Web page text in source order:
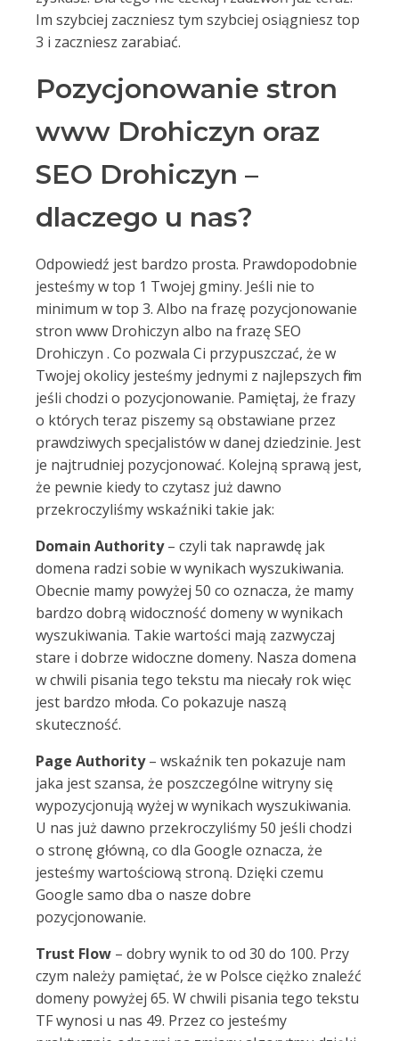
Im szybciej zaczniesz tym szybciej osiągniesz top
3 i zaczniesz zarabiać.
Pozycjonowanie stron
www Drohiczyn oraz
SEO Drohiczyn –
dlaczego u nas?
Odpowiedź jest bardzo prosta. Prawdopodobnie
jesteśmy w top 1 Twojej gminy. Jeśli nie to
minimum w top 3. Albo na frazę pozycjonowanie
stron www Drohiczyn albo na frazę SEO
Drohiczyn . Co pozwala Ci przypuszczać, że w
Twojej okolicy jesteśmy jednymi z najlepszych firm
jeśli chodzi o pozycjonowanie. Pamiętaj, że frazy
o których teraz piszemy są obstawiane przez
prawdziwych specjalistów w danej dziedzinie. Jest
je najtrudniej pozycjonować. Kolejną sprawą jest,
że pewnie kiedy to czytasz już dawno
przekroczyliśmy wskaźniki takie jak:
Domain Authority– czyli tak naprawdę jak
domena radzi sobie w wynikach wyszukiwania.
Obecnie mamy powyżej 50 co oznacza, że mamy
bardzo dobrą widoczność domeny w wynikach
wyszukiwania. Takie wartości mają zazwyczaj
stare i dobrze widoczne domeny. Nasza domena
w chwili pisania tego tekstu ma niecały rok więc
jest bardzo młoda. Co pokazuje naszą
skuteczność.
Page Authority– wskaźnik ten pokazuje nam
jaka jest szansa, że poszczególne witryny się
wypozycjonują wyżej w wynikach wyszukiwania.
U nas już dawno przekroczyliśmy 50 jeśli chodzi
o stronę główną, co dla Google oznacza, że
jesteśmy wartościową stroną. Dzięki czemu
Google samo dba o nasze dobre
pozycjonowanie.
Trust Flow – dobry wynik to od 30 do 100. Przy
czym należy pamiętać, że w Polsce ciężko znaleźć
domeny powyżej 65. W chwili pisania tego tekstu
TF wynosi u nas 49. Przez co jesteśmy